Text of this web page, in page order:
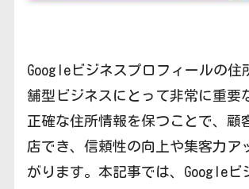
Googleビジネスプロフィールの住
舗型ビジネスにとって非常に重要
正確な住所情報を保つことで、顧
店でき、信頼性の向上や集客力ア
がります。本記事では、Googleビ